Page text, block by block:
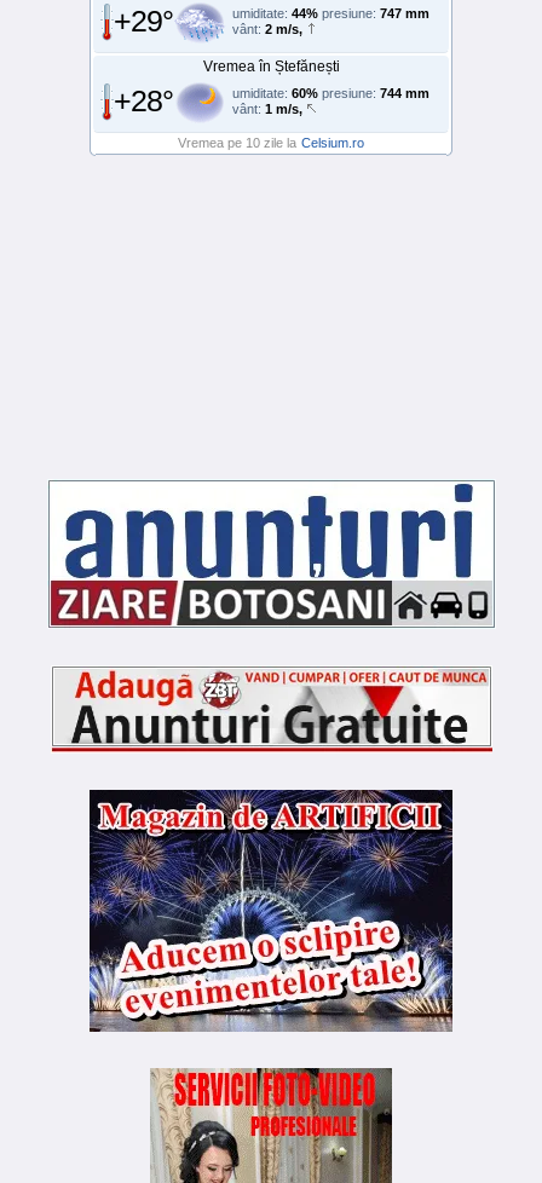
+29° umiditate: 44% presiune: 747 mm
vânt: 2 m/s,
Vremea în Ștefănești
+28° umiditate: 60% presiune: 744 mm
vânt: 1 m/s,
Vremea pe 10 zile la Celsium.ro